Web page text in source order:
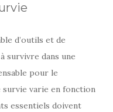
d’outils et de
survivre dans une
pour le
survie varie en fonction
essentiels doivent